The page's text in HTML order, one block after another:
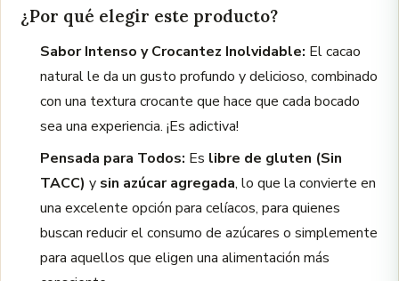
¿Por qué elegir este producto?
Sabor Intenso y Crocantez Inolvidable: El cacao
natural le da un gusto profundo y delicioso, combinado
con una textura crocante que hace que cada bocado
sea una experiencia. ¡Es adictiva!
Pensada para Todos: Es libre de gluten (Sin
TACC) y sin azúcar agregada, lo que la convierte en
una excelente opción para celíacos, para quienes
buscan reducir el consumo de azúcares o simplemente
para aquellos que eligen una alimentación más